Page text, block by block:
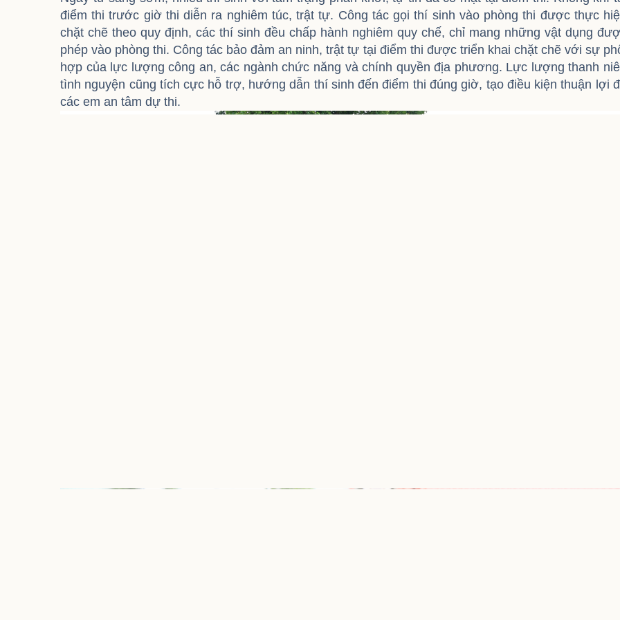
điểm thi trước giờ thi diễn ra nghiêm túc, trật tự. Công tác gọi thí sinh vào phòng thi được thực
chặt chẽ theo quy định, các thí sinh đều chấp hành nghiêm quy chế, chỉ mang những vật dụng
phép vào phòng thi. Công tác bảo đảm an ninh, trật tự tại điểm thi được triển khai chặt chẽ với sự
hợp của lực lượng công an, các ngành chức năng và chính quyền địa phương. Lực lượng thanh
tình nguyện cũng tích cực hỗ trợ, hướng dẫn thí sinh đến điểm thi đúng giờ, tạo điều kiện thuận lợi
các em an tâm dự thi.